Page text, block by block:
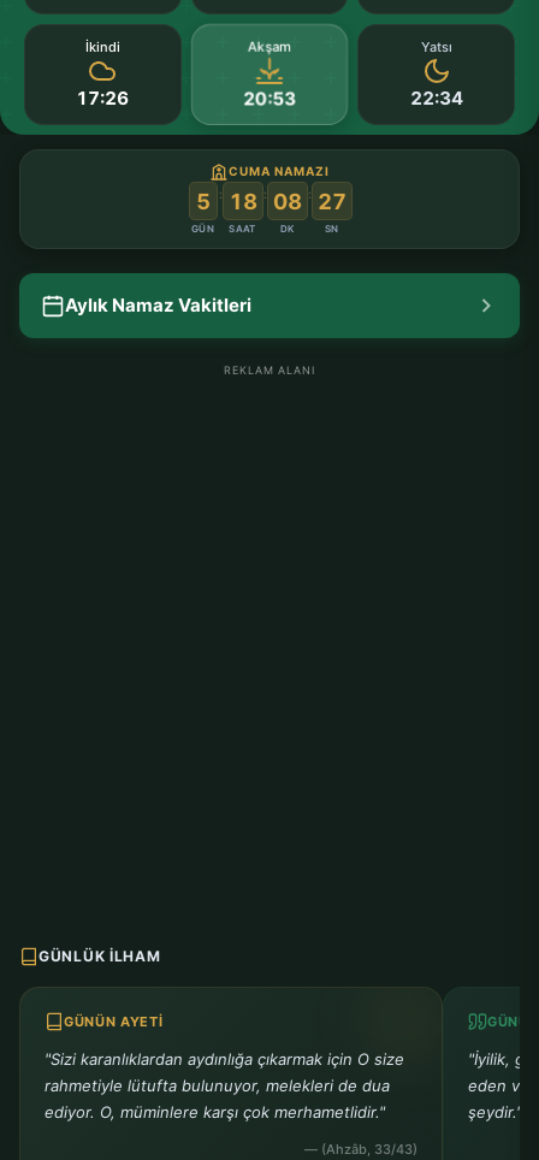
İkindi
17:26
Akşam
20:53
Yatsı
22:34
CUMA NAMAZI
5
GÜN
: 18
SAAT
: 08
DK
: 27
SN
Aylık Namaz Vakitleri
REKLAM ALANI
GÜNLÜK İLHAM
GÜNÜN AYETI
"Sizi karanlıklardan aydınlığa çıkarmak için O size
rahmetiyle lütufta bulunuyor, melekleri de dua
ediyor. O, müminlere karşı çok merhametlidir."
— (Ahzâb, 33/43)
"İyilik,
eden ve
şeydir."